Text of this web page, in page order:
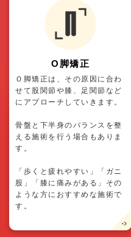
O脚矯正
Ｏ脚矯正は、その原因に合わ
せて股関節や膝、足関節など
にアプローチしていきます。
骨盤と下半身のバランスを整
える施術を行う場合もありま
す。
「歩くと疲れやすい」「ガニ
股」「膝に痛みがある」その
ような方におすすめな施術で
す。